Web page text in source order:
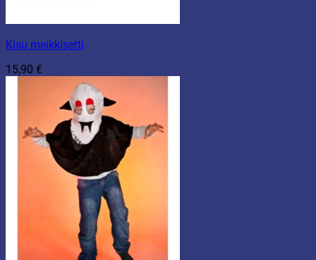
Kisu meikkisetti
15,90 €